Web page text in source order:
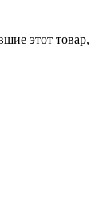
этот товар,